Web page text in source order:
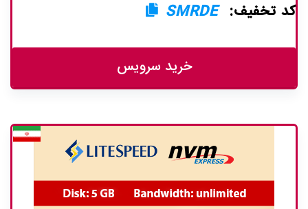
کد تخفیف: SMRDE
خرید سرویس